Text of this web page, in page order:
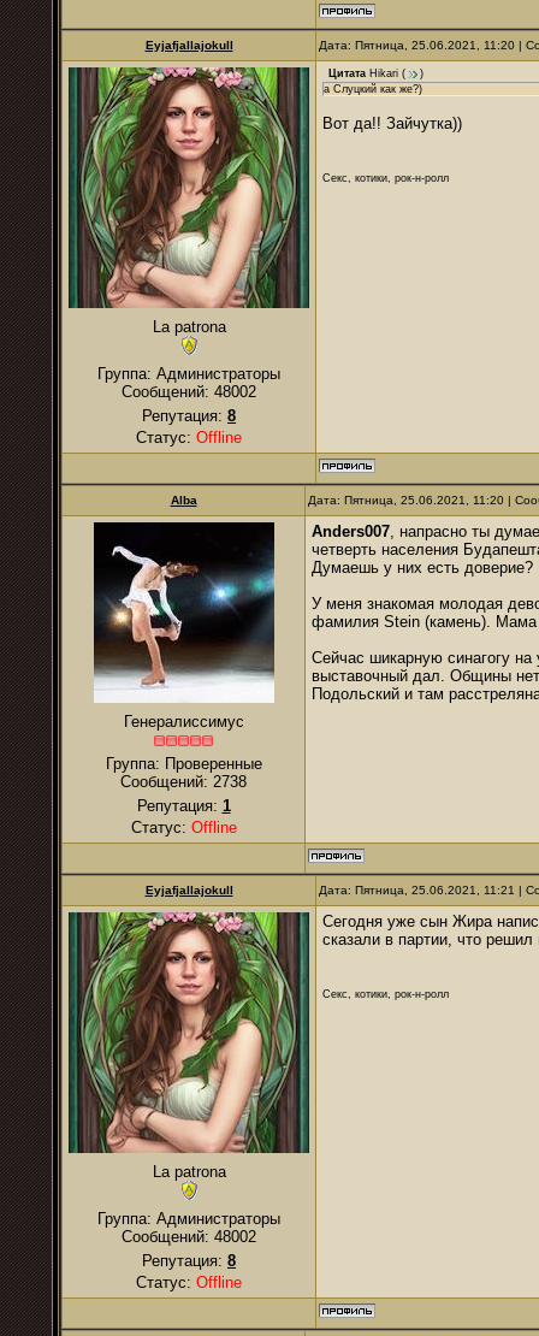
Eyjafjallajokull Дата: Пятница, 25.06.2021, 11:20 |
La patrona
Группа: Администраторы
Сообщений: 48002
Репутация: 8
Статус: Offline
Цитата Hikari (
)
а Слуцкий как же?)
Вот да!! Зайчутка))
Секс, котики, рок-н-ролл
Alba Дата: Пятница, 25.06.2021, 11:20 |
Генералиссимус
Группа: Проверенные
Сообщений: 2738
Репутация: 1
Статус: Offline
Anders007, напрасно ты
четверть населения
Думаешь у них есть доверие?
У меня знакомая молодая
фамилия Stein (камень). Мама
Сейчас шикарную синагогу
выставочный дал. Общины
Подольский и там
Eyjafjallajokull Дата: Пятница, 25.06.2021, 11:21 |
La patrona
Группа: Администраторы
Сообщений: 48002
Репутация: 8
Статус: Offline
Сегодня уже сын Жира
сказали в партии, что
Секс, котики, рок-н-ролл